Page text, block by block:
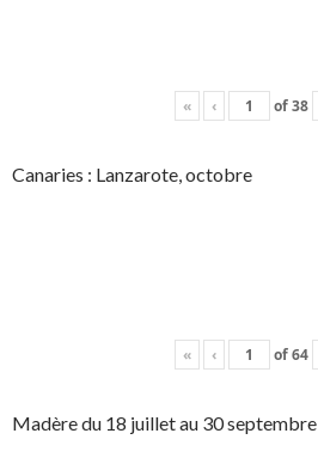
« ‹ of38
Canaries : Lanzarote, octobre
« ‹ of64
Madère du 18 juillet au 30 septembre